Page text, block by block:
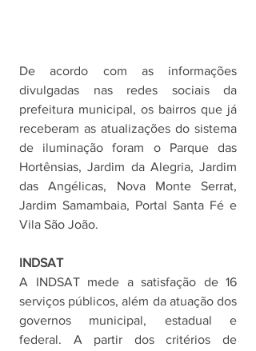
De acordo com as informações
divulgadas nas redes sociais da
prefeitura municipal, os bairros que já
receberam as atualizações do sistema
de iluminação foram o Parque das
Hortênsias, Jardim da Alegria, Jardim
das Angélicas, Nova Monte Serrat,
Jardim Samambaia, Portal Santa Fé e
Vila São João.
INDSAT
A INDSAT mede a satisfação de 16
serviços públicos, além da atuação dos
governos municipal, estadual e
federal. A partir dos critérios de